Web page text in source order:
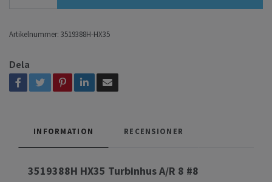
Artikelnummer: 3519388H-HX35
Dela
INFORMATION RECENSIONER
3519388H HX35 Turbinhus A/R 8 #8